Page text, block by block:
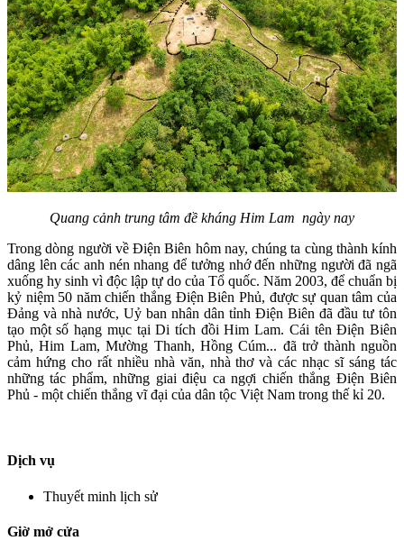
Quang cảnh trung tâm đề kháng Him Lam ngày nay
Trong dòng người về Điện Biên hôm nay, chúng ta cùng thành kính
dâng lên các anh nén nhang để tưởng nhớ đến những người đã ngã
xuống hy sinh vì độc lập tự do của Tổ quốc. Năm 2003, để chuẩn bị
kỷ niệm 50 năm chiến thắng Điện Biên Phủ, được sự quan tâm của
Đảng và nhà nước, Uỷ ban nhân dân tỉnh Điện Biên đã đầu tư tôn
tạo một số hạng mục tại Di tích đồi Him Lam. Cái tên Điện Biên
Phủ, Him Lam, Mường Thanh, Hồng Cúm... đã trở thành nguồn
cảm hứng cho rất nhiều nhà văn, nhà thơ và các nhạc sĩ sáng tác
những tác phẩm, những giai điệu ca ngợi chiến thắng Điện Biên
Phủ - một chiến thắng vĩ đại của dân tộc Việt Nam trong thế kỉ 20.
Dịch vụ
Thuyết minh lịch sử
Giờ mở cửa